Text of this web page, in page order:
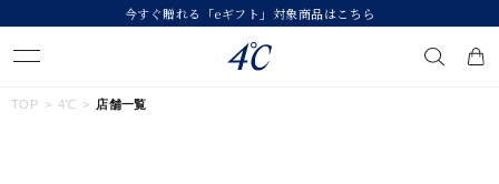
今すぐ贈れる「eギフト」対象商品はこちら
TOP 4℃ 店舗一覧